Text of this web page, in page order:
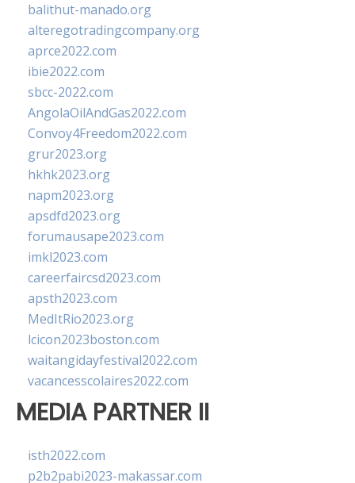
balithut-manado.org
alteregotradingcompany.org
aprce2022.com
ibie2022.com
sbcc-2022.com
AngolaOilAndGas2022.com
Convoy4Freedom2022.com
grur2023.org
hkhk2023.org
napm2023.org
apsdfd2023.org
forumausape2023.com
imkl2023.com
careerfaircsd2023.com
apsth2023.com
MedItRio2023.org
lcicon2023boston.com
waitangidayfestival2022.com
vacancesscolaires2022.com
MEDIA PARTNER II
isth2022.com
p2b2pabi2023-makassar.com